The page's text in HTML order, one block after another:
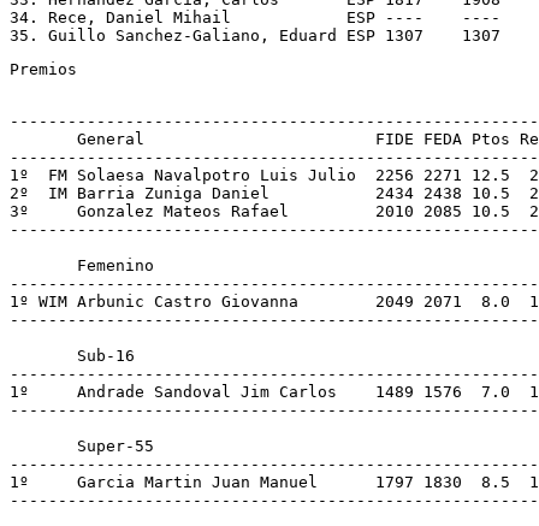
34. Rece, Daniel Mihail            ESP ----    ----
35. Guillo Sanchez-Galiano, Eduard ESP 1307    1307
Premios
General                        FIDE FEDA Ptos
1º  FM Solaesa Navalpotro Luis Julio  2256 2271
2º  IM Barria Zuniga Daniel           2434 2438 10.5
3º     Gonzalez Mateos Rafael         2010 2085 10.5
       Femenino
1º WIM Arbunic Castro Giovanna        2049 2071
       Sub-16
1º     Andrade Sandoval Jim Carlos    1489 1576
       Super-55
1º     Garcia Martin Juan Manuel      1797 1830